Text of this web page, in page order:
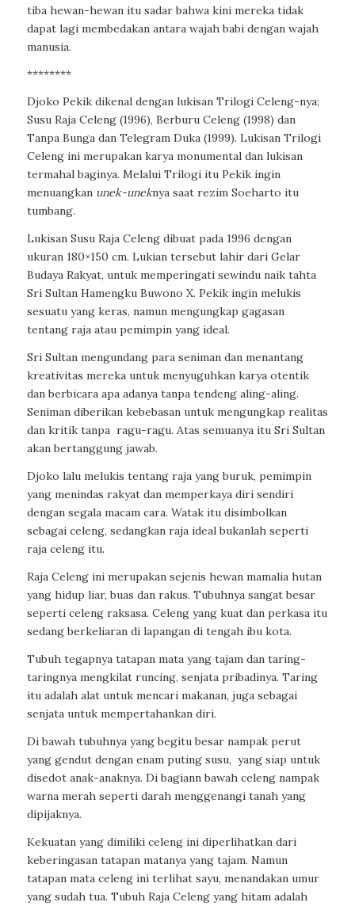
tiba hewan-hewan itu sadar bahwa kini mereka tidak
dapat lagi membedakan antara wajah babi dengan wajah
manusia.
********
Djoko Pekik dikenal dengan lukisan Trilogi Celeng-nya;
Susu Raja Celeng (1996), Berburu Celeng (1998) dan
Tanpa Bunga dan Telegram Duka (1999). Lukisan Trilogi
Celeng ini merupakan karya monumental dan lukisan
termahal baginya. Melalui Trilogi itu Pekik ingin
menuangkan unek-uneknya saat rezim Soeharto itu
tumbang.
Lukisan Susu Raja Celeng dibuat pada 1996 dengan
ukuran 180×150 cm. Lukian tersebut lahir dari Gelar
Budaya Rakyat, untuk memperingati sewindu naik tahta
Sri Sultan Hamengku Buwono X. Pekik ingin melukis
sesuatu yang keras, namun mengungkap gagasan
tentang raja atau pemimpin yang ideal.
Sri Sultan mengundang para seniman dan menantang
kreativitas mereka untuk menyuguhkan karya otentik
dan berbicara apa adanya tanpa tendeng aling-aling.
Seniman diberikan kebebasan untuk mengungkap realitas
dan kritik tanpa ragu-ragu. Atas semuanya itu Sri Sultan
akan bertanggung jawab.
Djoko lalu melukis tentang raja yang buruk, pemimpin
yang menindas rakyat dan memperkaya diri sendiri
dengan segala macam cara. Watak itu disimbolkan
sebagai celeng, sedangkan raja ideal bukanlah seperti
raja celeng itu.
Raja Celeng ini merupakan sejenis hewan mamalia hutan
yang hidup liar, buas dan rakus. Tubuhnya sangat besar
seperti celeng raksasa. Celeng yang kuat dan perkasa itu
sedang berkeliaran di lapangan di tengah ibu kota.
Tubuh tegapnya tatapan mata yang tajam dan taring-
taringnya mengkilat runcing, senjata pribadinya. Taring
itu adalah alat untuk mencari makanan, juga sebagai
senjata untuk mempertahankan diri.
Di bawah tubuhnya yang begitu besar nampak perut
yang gendut dengan enam puting susu, yang siap untuk
disedot anak-anaknya. Di bagiann bawah celeng nampak
warna merah seperti darah menggenangi tanah yang
dipijaknya.
Kekuatan yang dimiliki celeng ini diperlihatkan dari
keberingasan tatapan matanya yang tajam. Namun
tatapan mata celeng ini terlihat sayu, menandakan umur
yang sudah tua. Tubuh Raja Celeng yang hitam adalah